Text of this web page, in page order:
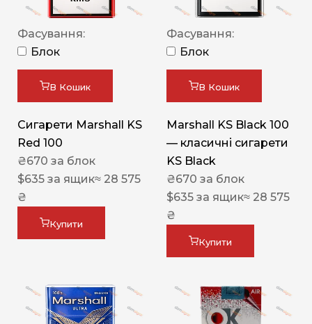
Фасування:
Блок
В Кошик
Сигарети Marshall KS
Red 100
₴670 за блок
$635 за ящик≈ 28 575
₴
Купити
Фасування:
Блок
В Кошик
Marshall KS Black 100
— класичні сигарети
KS Black
₴670 за блок
$635 за ящик≈ 28 575
₴
Купити